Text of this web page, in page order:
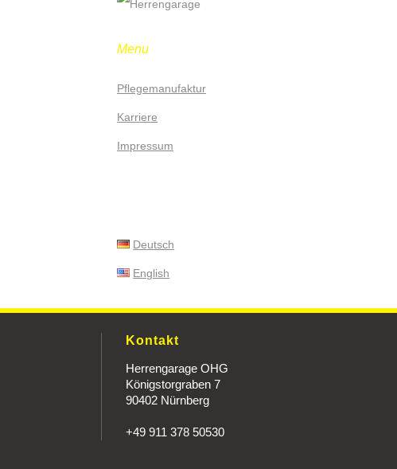
Menu
Pflegemanufaktur
Karriere
Impressum
Deutsch
English
Kontakt
Herrengarage OHG
Königstorgraben 7
90402 Nürnberg
+49 911 378 50530